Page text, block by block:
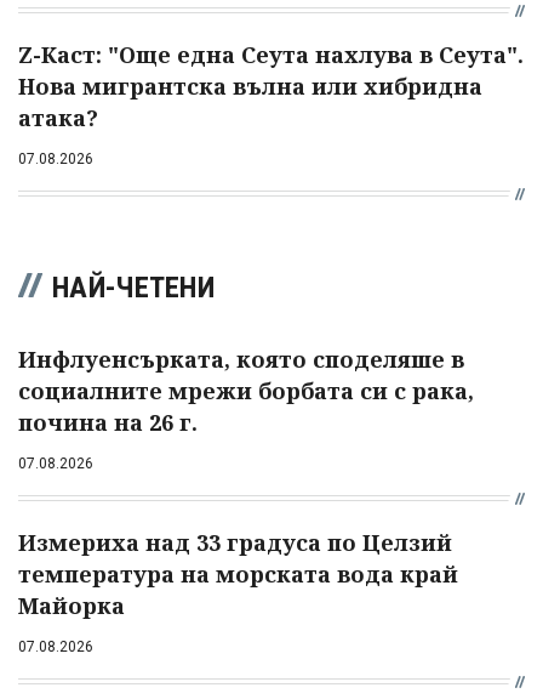
Z-Каст: "Още една Сеута нахлува в Сеута".
Нова мигрантска вълна или хибридна
атака?
07.08.2026
НАЙ-ЧЕТЕНИ
Инфлуенсърката, която споделяше в
социалните мрежи борбата си с рака,
почина на 26 г.
07.08.2026
Измериха над 33 градуса по Целзий
температура на морската вода край
Майорка
07.08.2026